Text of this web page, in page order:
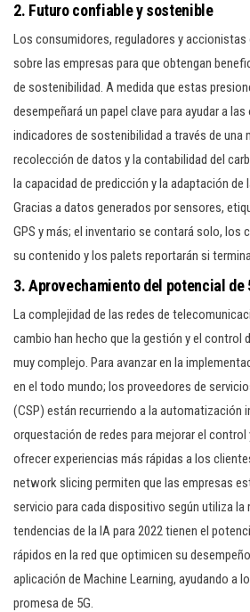
2. Futuro confiable y sostenible
Los consumidores, reguladores y accionistas
sobre las empresas para que obtengan
de sostenibilidad. A medida que estas
desempeñará un papel clave para ayudar a
indicadores de sostenibilidad a través de una
recolección de datos y la contabilidad del
la capacidad de predicción y la adaptación de
Gracias a datos generados por sensores,
GPS y más; el inventario se contará solo, los
su contenido y los palets reportarán si
3. Aprovechamiento del potencial de
La complejidad de las redes de
cambio han hecho que la gestión y el control
muy complejo. Para avanzar en la
en el todo mundo; los proveedores de
(CSP) están recurriendo a la automatización
orquestación de redes para mejorar el control
ofrecer experiencias más rápidas a los
network slicing permiten que las empresas
servicio para cada dispositivo según utiliza la
tendencias de la IA para 2022 tienen el
rápidos en la red que optimicen su
aplicación de Machine Learning, ayudando a
promesa de 5G.